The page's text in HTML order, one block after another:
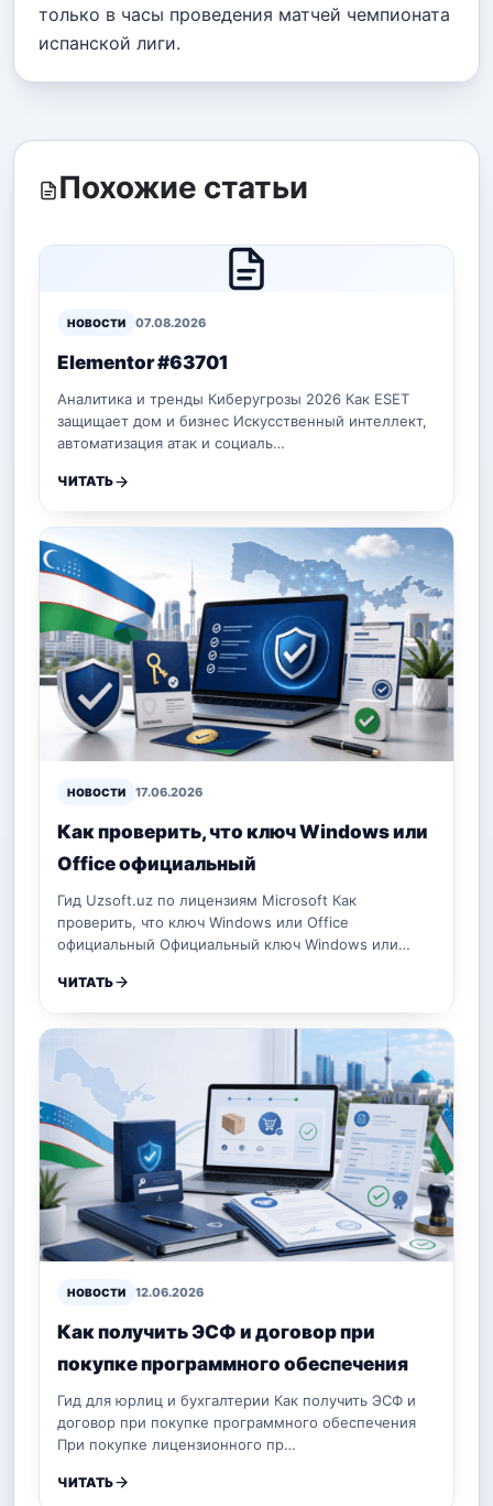
только в часы проведения матчей чемпионата
испанской лиги.
Похожие статьи
НОВОСТИ 07.08.2026
Elementor #63701
Аналитика и тренды Киберугрозы 2026 Как ESET
защищает дом и бизнес Искусственный интеллект,
автоматизация атак и социаль…
ЧИТАТЬ
НОВОСТИ 17.06.2026
Как проверить, что ключ Windows или
Office официальный
Гид Uzsoft.uz по лицензиям Microsoft Как
проверить, что ключ Windows или Office
официальный Официальный ключ Windows или…
ЧИТАТЬ
НОВОСТИ 12.06.2026
Как получить ЭСФ и договор при
покупке программного обеспечения
Гид для юрлиц и бухгалтерии Как получить ЭСФ и
договор при покупке программного обеспечения
При покупке лицензионного пр…
ЧИТАТЬ